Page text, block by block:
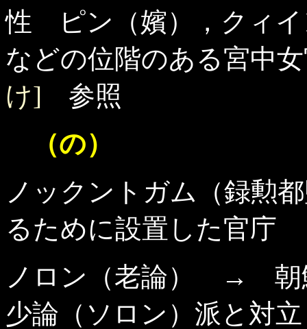
性 ピン（嬪），クィイ
などの位階のある宮中
け] 参照
（の）
ノックントガム（録
るために設置した官庁
ノロン（老論） → 朝
少論（ソロン）派と対立